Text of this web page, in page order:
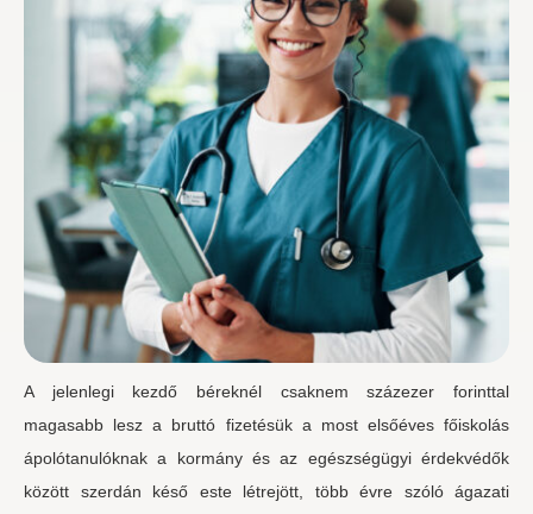
A jelenlegi kezdő béreknél csaknem százezer forinttal
magasabb lesz a bruttó fizetésük a most elsőéves főiskolás
ápolótanulóknak a kormány és az egészségügyi érdekvédők
között szerdán késő este létrejött, több évre szóló ágazati